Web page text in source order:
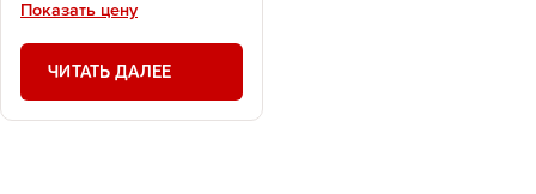
Показать цену
ЧИТАТЬ ДАЛЕЕ